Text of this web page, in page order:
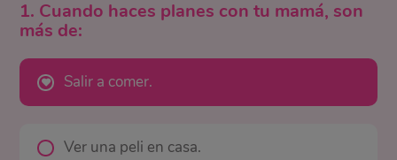
1. Cuando haces planes con tu mamá, son
más de:
Salir a comer.
Ver una peli en casa.